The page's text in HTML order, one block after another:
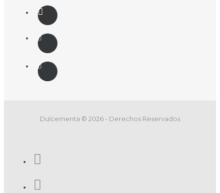
Dulcementa © 2026 - Derechos Reservados